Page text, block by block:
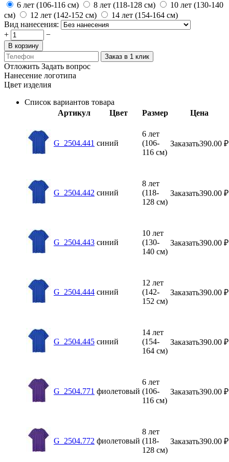
6 лет (106-116 см) 8 лет (118-128 см)
10 лет (130-140
см)
12 лет (142-152 см)
14 лет (154-164 см)
Вид нанесения:
+
−
В корзину
Заказ в 1 клик
Отложить Задать вопрос
Нанесение логотипа
Цвет изделия
Список вариантов товара
Артикул
Цвет Размер Цена
G_2504.441 синий
6 лет
(106-
116 см)
Заказать390.00 ₽
G_2504.442 синий
8 лет
(118-
128 см)
Заказать390.00 ₽
G_2504.443 синий
10 лет
(130-
140 см)
Заказать390.00 ₽
G_2504.444 синий
12 лет
(142-
152 см)
Заказать390.00 ₽
G_2504.445 синий
14 лет
(154-
164 см)
Заказать390.00 ₽
G_2504.771 фиолетовый
6 лет
(106-
116 см)
Заказать390.00 ₽
G_2504.772 фиолетовый
8 лет
(118-
128 см)
Заказать390.00 ₽